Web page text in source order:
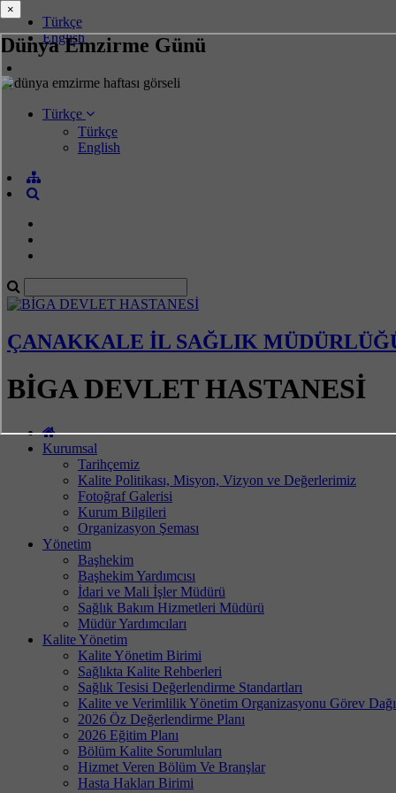
Dünya Emzirme Günü
Türkçe
English
Türkçe
Türkçe
English
ÇANAKKALE İL SAĞLIK
BİGA DEVLET HASTANESİ
Kurumsal
Tarihçemiz
Kalite Politikası, Misyon, Vizyon ve Değerlerimiz
Fotoğraf Galerisi
Kurum Bilgileri
Organizasyon Şeması
Yönetim
Başhekim
Başhekim Yardımcısı
İdari ve Mali İşler Müdürü
Sağlık Bakım Hizmetleri Müdürü
Müdür Yardımcıları
Kalite Yönetim
Kalite Yönetim Birimi
Sağlıkta Kalite Rehberleri
Sağlık Tesisi Değerlendirme Standartları
Kalite ve Verimlilik Yönetim Organizasyonu Görev
2026 Öz Değerlendirme Planı
2026 Eğitim Planı
Bölüm Kalite Sorumluları
Hizmet Veren Bölüm Ve Branşlar
Hasta Hakları Birimi
×